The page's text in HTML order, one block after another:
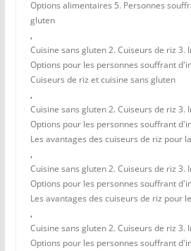
Options alimentaires 5. Personnes
gluten
,
Cuisine sans gluten 2. Cuiseurs de riz 3.
Options pour les personnes souffrant
Cuiseurs de riz et cuisine sans gluten
,
Cuisine sans gluten 2. Cuiseurs de riz 3.
Options pour les personnes souffrant
Les avantages des cuiseurs de riz pour
,
Cuisine sans gluten 2. Cuiseurs de riz 3.
Options pour les personnes souffrant
Les avantages des cuiseurs de riz pour
,
Cuisine sans gluten 2. Cuiseurs de riz 3.
Options pour les personnes souffrant